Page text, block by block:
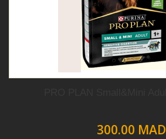
300.00 MAD